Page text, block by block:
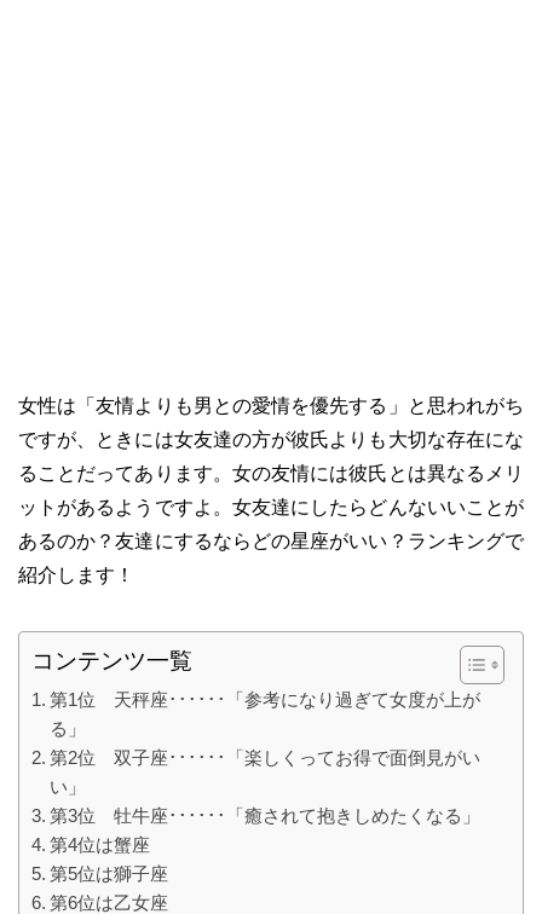
女性は「友情よりも男との愛情を優先する」と思われがち
ですが、ときには女友達の方が彼氏よりも大切な存在にな
ることだってあります。女の友情には彼氏とは異なるメリ
ットがあるようですよ。女友達にしたらどんないいことが
あるのか？友達にするならどの星座がいい？ランキングで
紹介します！
コンテンツ一覧
第1位 天秤座･･････「参考になり過ぎて女度が上が
る」
第2位 双子座･･････「楽しくってお得で面倒見がい
い」
第3位 牡牛座･･････「癒されて抱きしめたくなる」
第4位は蟹座
第5位は獅子座
第6位は乙女座